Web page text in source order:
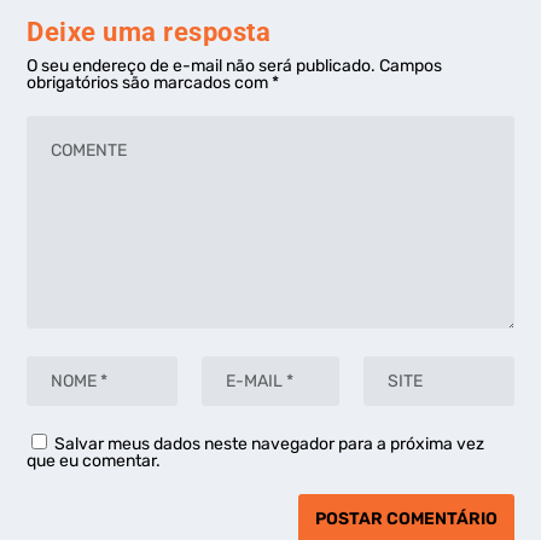
Deixe uma resposta
O seu endereço de e-mail não será publicado. Campos
obrigatórios são marcados com*
Salvar meus dados neste navegador para a próxima vez
que eu comentar.